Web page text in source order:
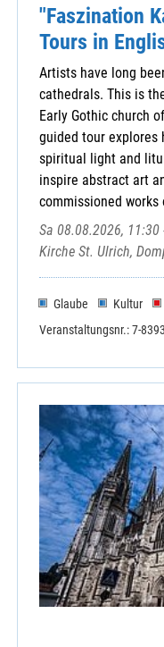
"Faszination
Tours in
Artists have long
cathedrals. This is
Early Gothic church
guided tour explores
spiritual light and
inspire abstract art
commissioned
Sa 08.08.2026, 11:30
Kirche St. Ulrich,
Glaube Kultur
Veranstaltungsnr.: 7-